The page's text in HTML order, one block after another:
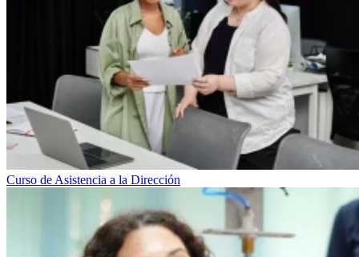
Curso de Asistencia a la Dirección